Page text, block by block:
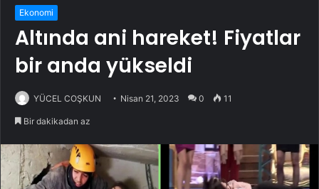
Ekonomi
Altında ani hareket! Fiyatlar
bir anda yükseldi
YÜCEL COŞKUN Nisan 21, 2023 0 11
Bir dakikadan az